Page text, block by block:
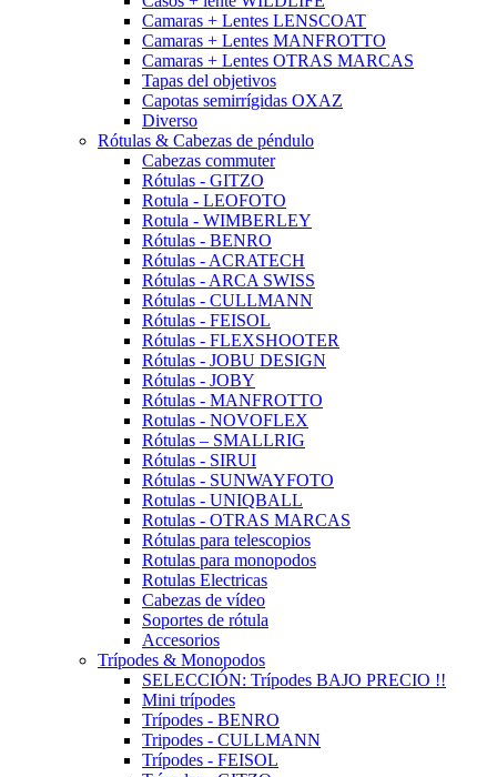
Camaras + Lentes LENSCOAT
Camaras + Lentes MANFROTTO
Camaras + Lentes OTRAS MARCAS
Tapas del objetivos
Capotas semirrígidas OXAZ
Diverso
Rótulas & Cabezas de péndulo
Cabezas commuter
Rótulas - GITZO
Rotula - LEOFOTO
Rotula - WIMBERLEY
Rótulas - BENRO
Rótulas - ACRATECH
Rótulas - ARCA SWISS
Rótulas - CULLMANN
Rótulas - FEISOL
Rótulas - FLEXSHOOTER
Rótulas - JOBU DESIGN
Rótulas - JOBY
Rótulas - MANFROTTO
Rotulas - NOVOFLEX
Rótulas – SMALLRIG
Rótulas - SIRUI
Rótulas - SUNWAYFOTO
Rotulas - UNIQBALL
Rotulas - OTRAS MARCAS
Rótulas para telescopios
Rotulas para monopodos
Rotulas Electricas
Cabezas de vídeo
Soportes de rótula
Accesorios
Trípodes & Monopodos
SELECCIÓN: Trípodes BAJO PRECIO !!
Mini trípodes
Trípodes - BENRO
Tripodes - CULLMANN
Trípodes - FEISOL